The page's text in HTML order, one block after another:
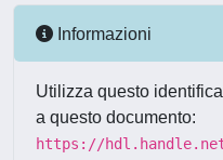
Informazioni
Utilizza questo
a questo documento:
https://hdl.handle.net/